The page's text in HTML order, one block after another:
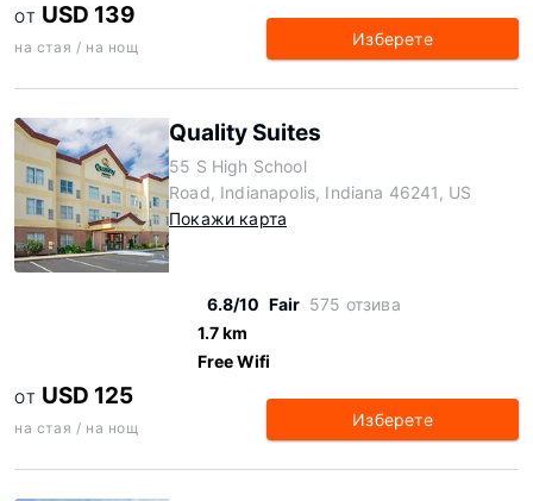
ОТ USD 139
на стая / на нощ Изберете
Quality Suites
55 S High School
Road, Indianapolis, Indiana 46241, US
Покажи карта
6.8/10 Fair 575 отзива
1.7 km
Free Wifi
ОТ USD 125
на стая / на нощ Изберете